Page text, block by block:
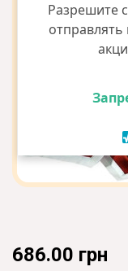
Разрешите
686.00 грн